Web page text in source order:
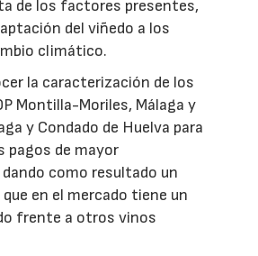
de los factores presentes,
del viñedo a los
climático.
la caracterización de los
Montilla-Moriles, Málaga y
y Condado de Huelva para
pagos de mayor
como resultado un
en el mercado tiene un
frente a otros vinos